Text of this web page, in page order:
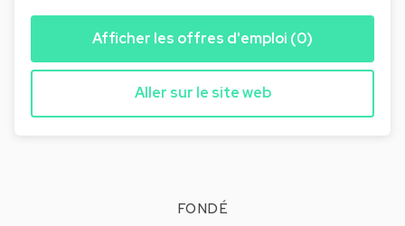
Afficher les offres d'emploi (0)
Aller sur le site web
FONDÉ